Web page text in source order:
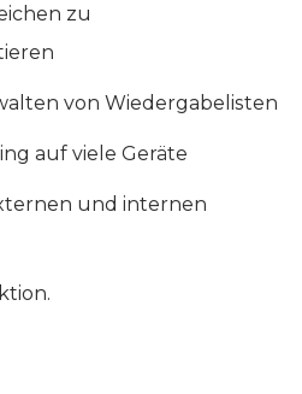
zu
von Wiedergabelisten
auf viele Geräte
und internen